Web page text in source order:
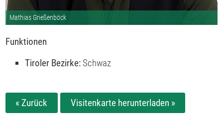
Mathias Grießenböck
Funktionen
Tiroler Bezirke:Schwaz
« Zurück Visitenkarte herunterladen »